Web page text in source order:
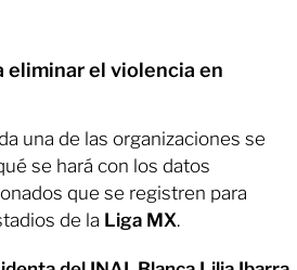
eliminar el violencia en
una de las organizaciones se
se hará con los datos
que se registren para
de la Liga MX.